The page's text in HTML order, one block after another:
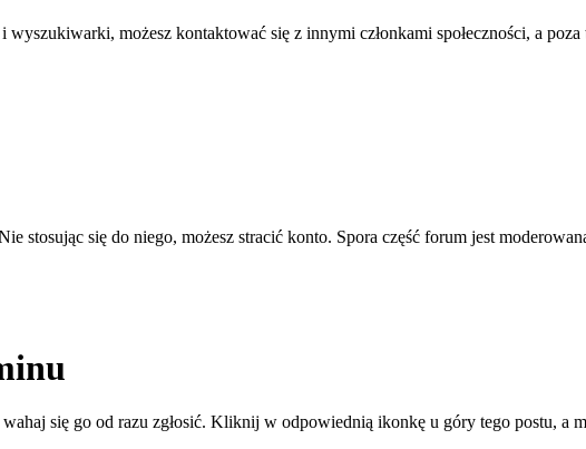
i wyszukiwarki, możesz kontaktować się z innymi członkami społeczności, a
stosując się do niego, możesz stracić konto. Spora część forum jest
się go od razu zgłosić. Kliknij w odpowiednią ikonkę u góry tego postu, a